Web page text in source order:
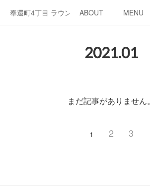
奉還町4丁目 ラウンジ・カド
ABOUT MENU
2021.01
まだ記事がありません。
1 2 3